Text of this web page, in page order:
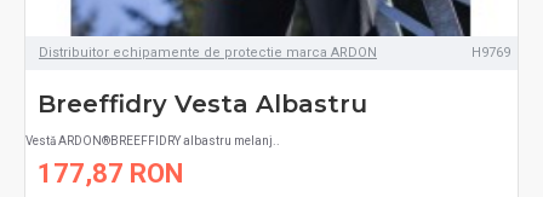
Distribuitor echipamente de protectie marca ARDON H9769
Breeffidry Vesta Albastru
Vestă ARDON®BREEFFIDRY albastru melanj..
177,87 RON